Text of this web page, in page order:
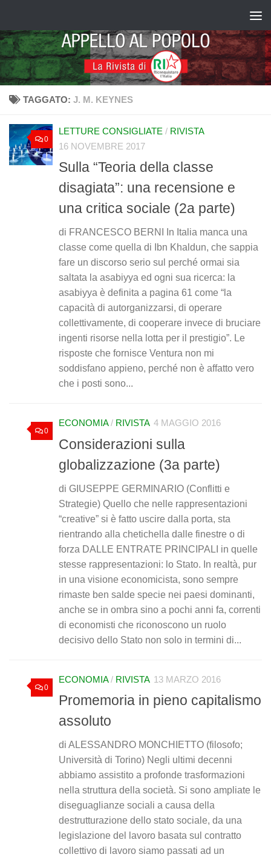
TAGGATO: J. M. KEYNES
0
LETTURE CONSIGLIATE / RIVISTA
16 NOVEMBRE 2017
Sulla “Teoria della classe
disagiata”: una recensione e
una critica sociale (2a parte)
di FRANCESCO BERNI In Italia manca una
classe come quella di Ibn Khaldun, che sappia
fare un discorso serio sul perché ormai sia
saltata la asabiyya ed ogni sua ricerca: la
asabiyya è definita a pagina 61 come “la
capacità di autorganizzarsi, di operare
collettivamente, di cooperare invece di bruciare
ingenti risorse nella lotta per il prestigio”. Le
risposte che fornisce Ventura non mi
soddisfano appieno, perché non è affatto vero
che i posti sono...
0
ECONOMIA/ RIVISTA 4 MAGGIO 2016
Considerazioni sulla
globalizzazione (3a parte)
di GIUSEPPE GERMINARIO (Conflitti e
Strategie) Quello che nelle rappresentazioni
“creative” si è fatto uscire dalla porta, sta
rientrando alla chetichella dalle finestre o di
forza DALLE ENTRATE PRINCIPALI in quelle
stesse rappresentazioni: lo Stato. In realtà, pur
in una visione economicista, sono sempre
rimaste ben salde specie nei paesi dominanti,
anche se in ombra sino a pochi anni fa, correnti
di economisti che riconoscono un ruolo
decisivo dello Stato non solo in termini di...
0
ECONOMIA/ RIVISTA 13 MARZO 2016
Promemoria in pieno capitalismo
assoluto
di ALESSANDRO MONCHIETTO (filosofo;
Università di Torino) Negli ultimi decenni
abbiamo assistito a profonde trasformazioni
nella struttura della società. Si sono ampliate le
diseguaglianze sociali a causa della
destrutturazione dello stato sociale, da una
legislazione del lavoro basata sul contratto
collettivo di lavoro siamo passati ad un